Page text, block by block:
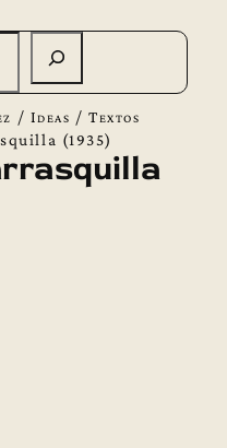
/ Ideas / Textos
(1935)